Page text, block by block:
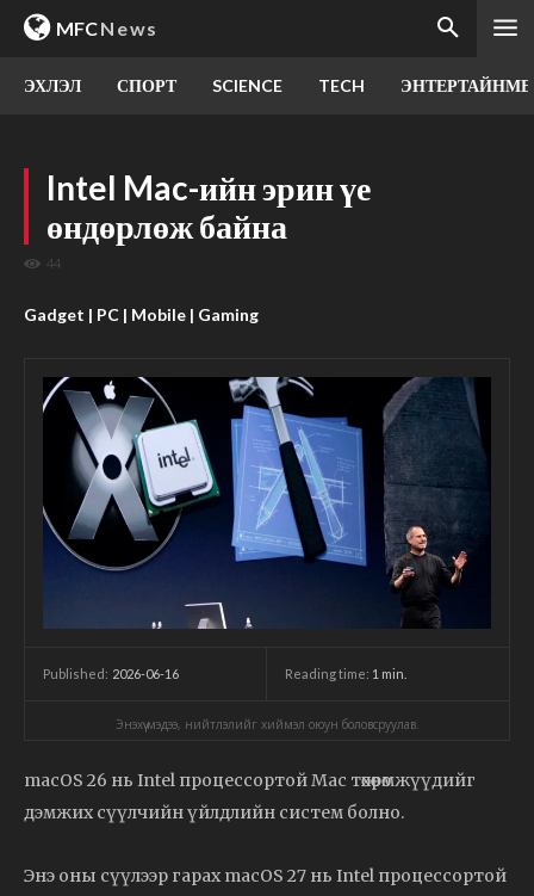
MFCNews
ЭХЛЭЛ СПОРТ SCIENCE TECH
Intel Mac-ийн эрин үе
өндөрлөж байна
44
Gadget | PC | Mobile | Gaming
Published: 2026-06-16 Reading time: 1 min.
Энэхүү мэдээ, нийтлэлийг хиймэл оюун боловсруулав.
macOS 26 нь Intel процессортой Mac төхөөрөмжүүдийг
дэмжих сүүлчийн үйлдлийн систем болно.
Энэ оны сүүлээр гарах macOS 27 нь Intel процессортой